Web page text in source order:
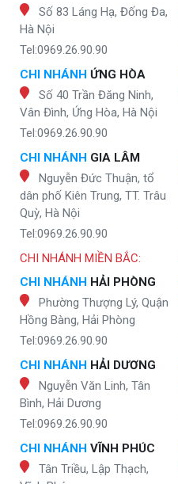
Số 83 Láng Hạ, Đống Đa,
Hà Nội
Tel:0969.26.90.90
CHI NHÁNH ỨNG HÒA
Số 40 Trần Đăng Ninh,
Vân Đình, Ứng Hòa, Hà Nội
Tel:0969.26.90.90
CHI NHÁNH GIA LÂM
Nguyễn Đức Thuận, tổ
dân phố Kiên Trung, TT. Trâu
Quỳ, Hà Nội
Tel:0969.26.90.90
CHI NHÁNH MIỀN BẮC:
CHI NHÁNH HẢI PHÒNG
Phường Thượng Lý, Quận
Hồng Bàng, Hải Phòng
Tel:0969.26.90.90
CHI NHÁNH HẢI DƯƠNG
Nguyễn Văn Linh, Tân
Bình, Hải Dương
Tel:0969.26.90.90
CHI NHÁNH VĨNH PHÚC
Tân Triều, Lập Thạch,